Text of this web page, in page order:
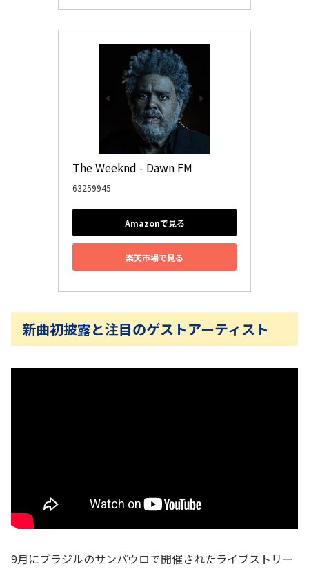
The Weeknd - Dawn FM
63259945
Amazonで見る
楽天市場で見る
新曲初披露と注目のゲストアーティスト
9月にブラジルのサンパウロで開催されたライブストリー